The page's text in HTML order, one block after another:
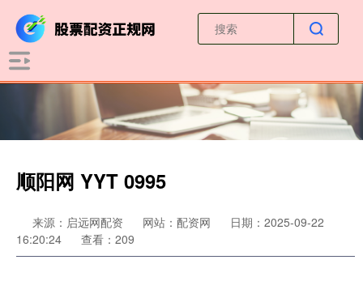
顺阳网 YYT 0995
来源：启远网配资 网站：配资网
日期：2025-09-22
16:20:24
查看：209